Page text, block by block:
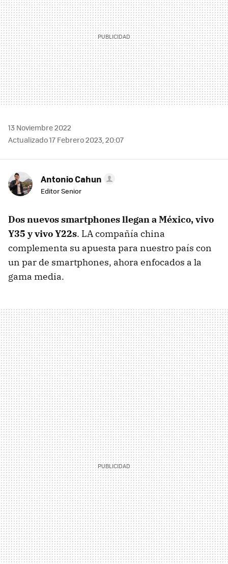
13 Noviembre 2022
Actualizado 17 Febrero 2023, 20:07
Antonio Cahun
Editor Senior
Dos nuevos smartphones llegan a México, vivo
Y35 y vivo Y22s. LA compañía china
complementa su apuesta para nuestro país con
un par de smartphones, ahora enfocados a la
gama media.